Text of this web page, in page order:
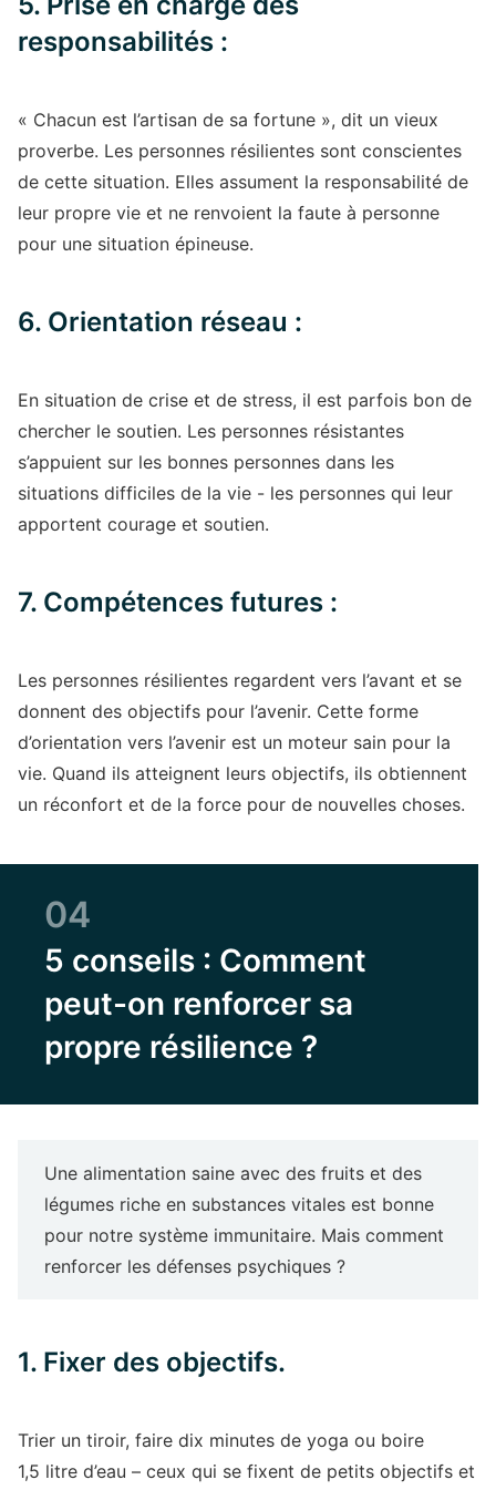
responsabilités :
« Chacun est l’artisan de sa fortune », dit un vieux
proverbe. Les personnes résilientes sont conscientes
de cette situation. Elles assument la responsabilité de
leur propre vie et ne renvoient la faute à personne
pour une situation épineuse.
6. Orientation réseau :
En situation de crise et de stress, il est parfois bon de
chercher le soutien. Les personnes résistantes
s’appuient sur les bonnes personnes dans les
situations difficiles de la vie - les personnes qui leur
apportent courage et soutien.
7. Compétences futures :
Les personnes résilientes regardent vers l’avant et se
donnent des objectifs pour l’avenir. Cette forme
d’orientation vers l’avenir est un moteur sain pour la
vie. Quand ils atteignent leurs objectifs, ils obtiennent
un réconfort et de la force pour de nouvelles choses.
04
5 conseils : Comment
peut-on renforcer sa
propre résilience ?
Une alimentation saine avec des fruits et des
légumes riche en substances vitales est bonne
pour notre système immunitaire. Mais comment
renforcer les défenses psychiques ?
1. Fixer des objectifs.
Trier un tiroir, faire dix minutes de yoga ou boire
1,5 litre d’eau – ceux qui se fixent de petits objectifs et